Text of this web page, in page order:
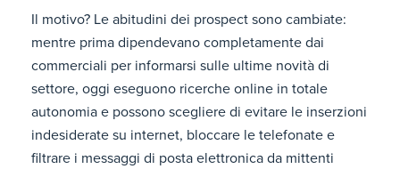
Il motivo? Le abitudini dei prospect sono cambiate:
mentre prima dipendevano completamente dai
commerciali per informarsi sulle ultime novità di
settore, oggi eseguono ricerche online in totale
autonomia e possono scegliere di evitare le inserzioni
indesiderate su internet, bloccare le telefonate e
filtrare i messaggi di posta elettronica da mittenti